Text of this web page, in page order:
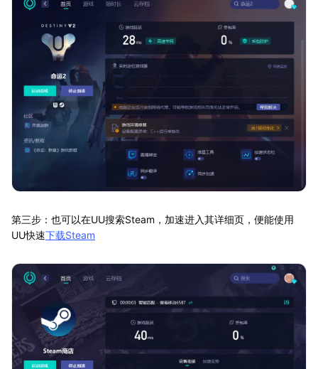
第三步：也可以在UU搜索Steam，加速进入其详细页，便能使用
UU快速下载Steam